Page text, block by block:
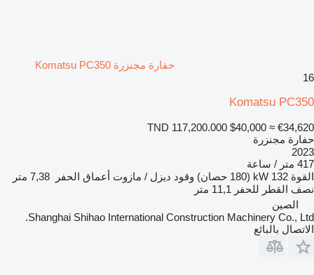
حفارة مجنزرة Komatsu PC350
16
Komatsu PC350
TND 117,200.000 $40,000 ≈ €34,620
حفارة مجنزرة
2023
417 متر / ساعة
القوة 132 kW (180 حصان) وقود ديزل / مازوت أعماق الحفر
7,38 متر
نصف القطر للحفر 11,1 متر
الصين
Shanghai Shihao International Construction Machinery Co., Ltd.
الاتصال بالبائع